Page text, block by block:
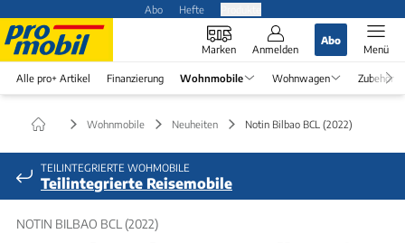
Abo Hefte
Marken Anmelden
Abo
Menü
Alle pro+ Artikel Finanzierung Wohnmobile Wohnwagen Zubehör
Wohnmobile Neuheiten Notin Bilbao BCL (2022)
TEILINTEGRIERTE WOHMOBILE
Teilintegrierte Reisemobile
NOTIN BILBAO BCL (2022)